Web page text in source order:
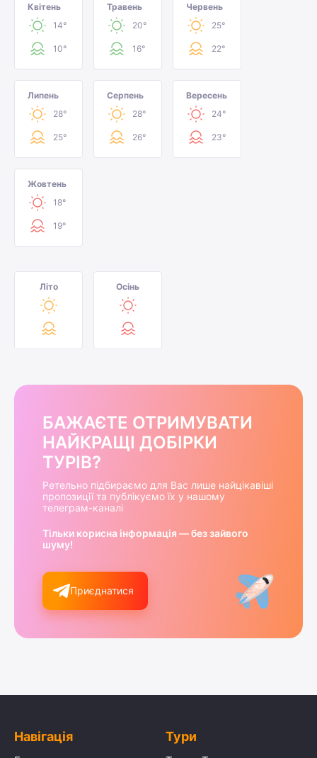
Квітень
14°
10°
Травень
20°
16°
Червень
25°
22°
Липень
28°
25°
Серпень
28°
26°
Вересень
24°
23°
Жовтень
18°
19°
Літо Осінь
БАЖАЄТЕ ОТРИМУВАТИ
НАЙКРАЩІ ДОБІРКИ
ТУРІВ?
Ретельно підбираємо для Вас лише найцікавіші
пропозиції та публікуємо їх у нашому
телеграм-каналі
Тільки корисна інформація — без зайвого
шуму!
Приєднатися
Навігація Тури